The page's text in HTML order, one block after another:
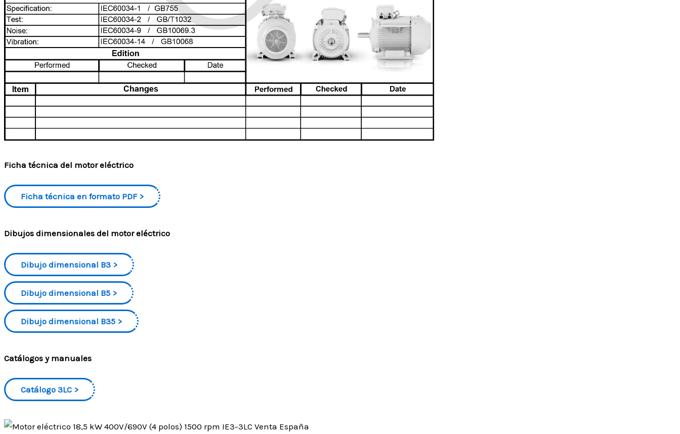
Ficha técnica del motor eléctrico
Ficha técnica en formato PDF
Dibujos dimensionales del motor eléctrico
Dibujo dimensional B3
Dibujo dimensional B5
Dibujo dimensional B35
Catálogos y manuales
Catálogo 3LC